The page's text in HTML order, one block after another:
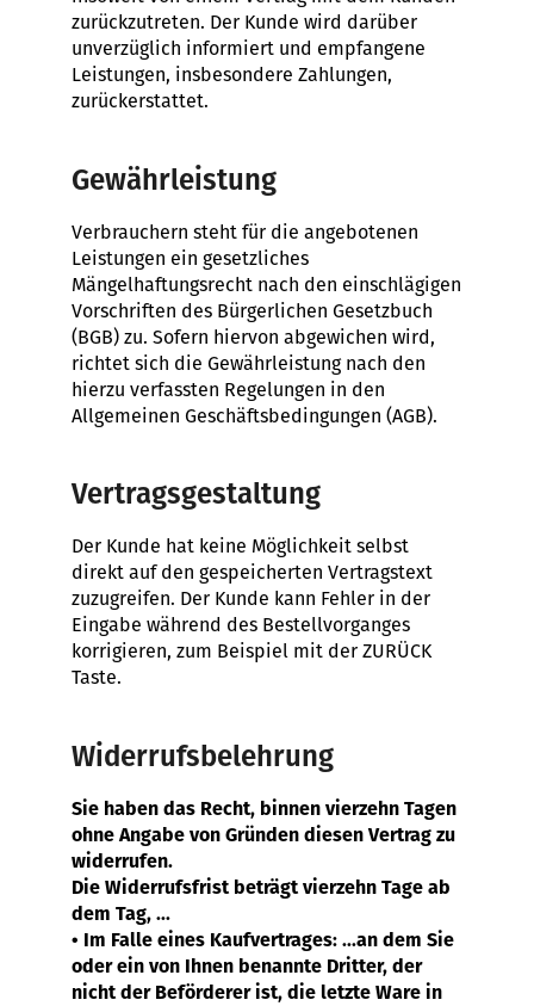
zurückzutreten. Der Kunde wird darüber
unverzüglich informiert und empfangene
Leistungen, insbesondere Zahlungen,
zurückerstattet.
Gewährleistung
Verbrauchern steht für die angebotenen
Leistungen ein gesetzliches
Mängelhaftungsrecht nach den einschlägigen
Vorschriften des Bürgerlichen Gesetzbuch
(BGB) zu. Sofern hiervon abgewichen wird,
richtet sich die Gewährleistung nach den
hierzu verfassten Regelungen in den
Allgemeinen Geschäftsbedingungen (AGB).
Vertragsgestaltung
Der Kunde hat keine Möglichkeit selbst
direkt auf den gespeicherten Vertragstext
zuzugreifen. Der Kunde kann Fehler in der
Eingabe während des Bestellvorganges
korrigieren, zum Beispiel mit der ZURÜCK
Taste.
Widerrufsbelehrung
Sie haben das Recht, binnen vierzehn Tagen
ohne Angabe von Gründen diesen Vertrag zu
widerrufen.
Die Widerrufsfrist beträgt vierzehn Tage ab
dem Tag, ...
• Im Falle eines Kaufvertrages: ...an dem Sie
oder ein von Ihnen benannte Dritter, der
nicht der Beförderer ist, die letzte Ware in